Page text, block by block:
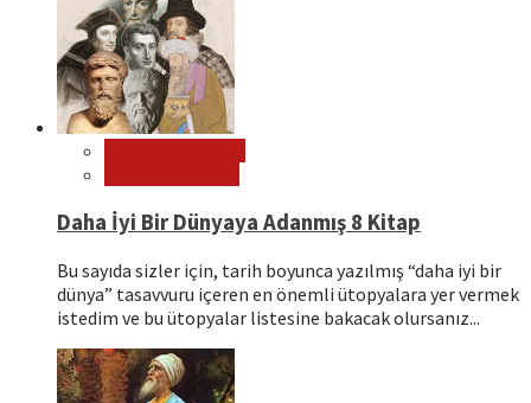
Daha İyi Bir Dünyaya Adanmış 8 Kitap
Bu sayıda sizler için, tarih boyunca yazılmış “daha iyi bir
dünya” tasavvuru içeren en önemli ütopyalara yer vermek
istedim ve bu ütopyalar listesine bakacak olursanız...